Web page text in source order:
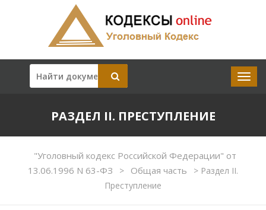
РАЗДЕЛ II. ПРЕСТУПЛЕНИЕ
"Уголовный кодекс Российской Федерации" от
13.06.1996 N 63-ФЗ
> Общая часть > Раздел II.
Преступление